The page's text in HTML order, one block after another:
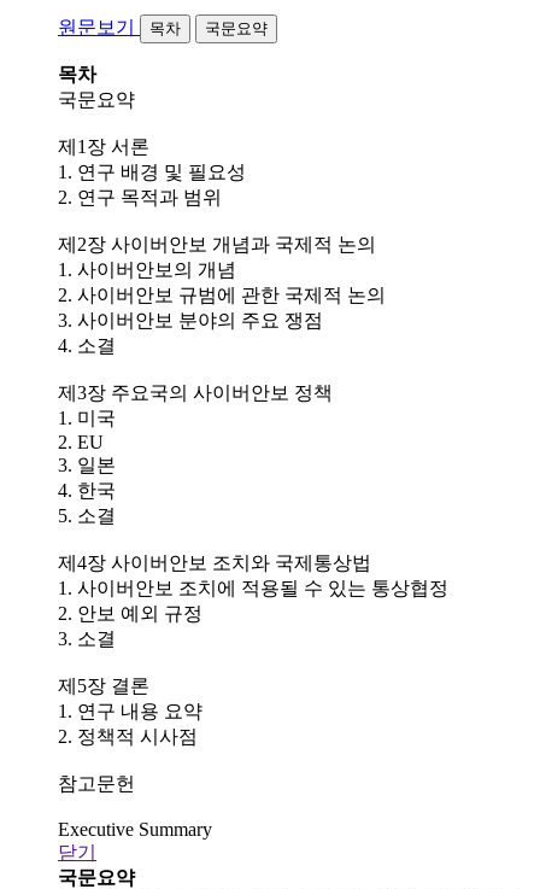
원문보기 목차 국문요약
목차
국문요약
제1장 서론
1. 연구 배경 및 필요성
2. 연구 목적과 범위
제2장 사이버안보 개념과 국제적 논의
1. 사이버안보의 개념
2. 사이버안보 규범에 관한 국제적 논의
3. 사이버안보 분야의 주요 쟁점
4. 소결
제3장 주요국의 사이버안보 정책
1. 미국
2. EU
3. 일본
4. 한국
5. 소결
제4장 사이버안보 조치와 국제통상법
1. 사이버안보 조치에 적용될 수 있는 통상협정
2. 안보 예외 규정
3. 소결
제5장 결론
1. 연구 내용 요약
2. 정책적 시사점
참고문헌
Executive Summary
닫기
국문요약